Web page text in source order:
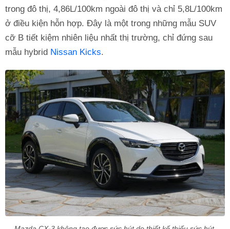
trong đô thị, 4,86L/100km ngoài đô thị và chỉ 5,8L/100km
ở điều kiện hỗn hợp. Đây là một trong những mẫu SUV
cỡ B tiết kiệm nhiên liệu nhất thị trường, chỉ đứng sau
mẫu hybrid Nissan Kicks.